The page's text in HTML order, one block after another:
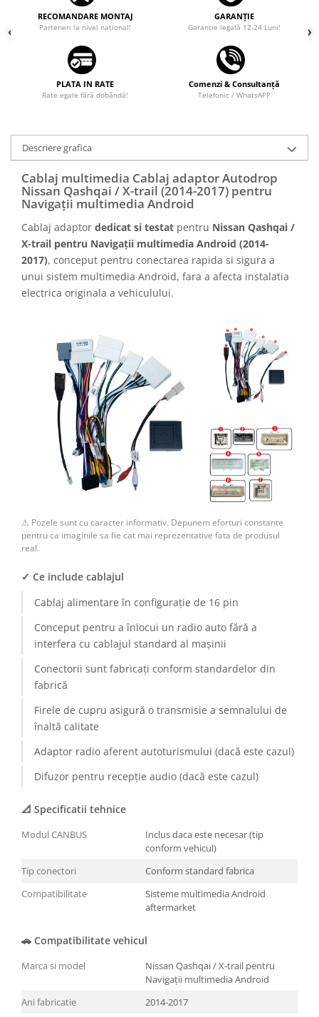
RECOMANDARE MONTAJ
Parteneri la nivel național!
GARANȚIE
Garanţie legală 12-24 Luni!
PLATA IN RATE
Rate egale fără dobândă!
Comenzi & Consultanță
Telefonic / WhatsAPP
Descriere grafica
Cablaj multimedia Cablaj adaptor Autodrop
Nissan Qashqai / X-trail (2014-2017) pentru
Navigații multimedia Android
Cablaj adaptor dedicat si testat pentru Nissan Qashqai /
X-trail pentru Navigații multimedia Android (2014-
2017), conceput pentru conectarea rapida si sigura a
unui sistem multimedia Android, fara a afecta instalatia
electrica originala a vehiculului.
⚠ Pozele sunt cu caracter informativ. Depunem eforturi constante
pentru ca imaginile sa fie cat mai reprezentative fata de produsul
real.
✓ Ce include cablajul
Cablaj alimentare în configurație de 16 pin
Conceput pentru a înlocui un radio auto fără a
interfera cu cablajul standard al mașinii
Conectorii sunt fabricați conform standardelor din
fabrică
Firele de cupru asigură o transmisie a semnalului de
înaltă calitate
Adaptor radio aferent autoturismului (dacă este cazul)
Difuzor pentru recepție audio (dacă este cazul)
📐 Specificatii tehnice
Modul CANBUS
Inclus daca este necesar (tip
conform vehicul)
Tip conectori
Conform standard fabrica
Compatibilitate
Sisteme multimedia Android
aftermarket
🚗 Compatibilitate vehicul
Marca si model
Nissan Qashqai / X-trail pentru
Navigații multimedia Android
Ani fabricatie
2014-2017